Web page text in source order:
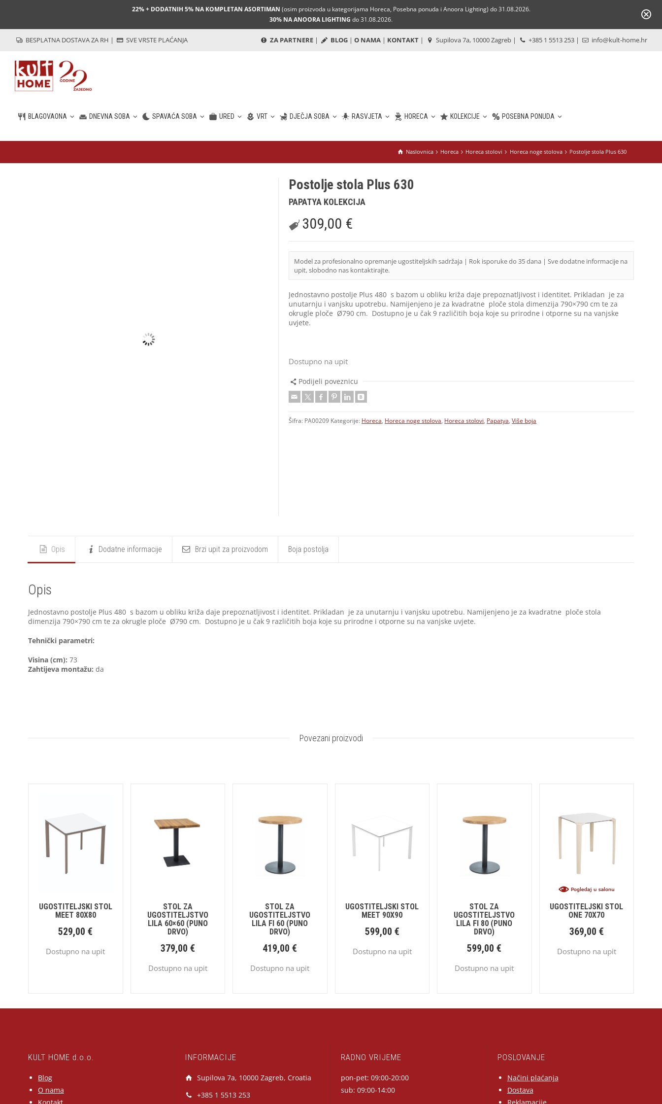
22% + DODATNIH 5% NA KOMPLETAN ASORTIMAN (osim proizvoda u kategorijama Horeca, Posebna ponuda i Anoora Lighting) do 31.08.2026.
30% NA ANOORA LIGHTING do 31.08.2026.
BESPLATNA DOSTAVA ZA RH | SVE VRSTE PLAĆANJA ZA PARTNERE | BLOG | O NAMA | KONTAKT | Supilova 7a, 10000 Zagreb | +385 1 5513 253 | info@kult-home.hr
BLAGOVAONA DNEVNA SOBA SPAVAĆA SOBA URED VRT DJEČJA SOBA RASVJETA HORECA KOLEKCIJE POSEBNA PONUDA
HR
Naslovnica Horeca Horeca stolovi Horeca noge stolova Postolje stola Plus 630
Postolje stola Plus 630
PAPATYA KOLEKCIJA
309,00 €
Model za profesionalno opremanje ugostiteljskih sadržaja | Rok isporuke do 35 dana | Sve dodatne informacije na
upit, slobodno nas kontaktirajte.
Jednostavno postolje Plus 480 s bazom u obliku križa daje prepoznatljivost i identitet. Prikladan je za
unutarnju i vanjsku upotrebu. Namijenjeno je za kvadratne ploče stola dimenzija 790×790 cm te za
okrugle ploče Ø790 cm. Dostupno je u čak 9 različitih boja koje su prirodne i otporne su na vanjske
uvjete.
Dostupno na upit
Podijeli poveznicu
Šifra: PA00209 Kategorije: Horeca Horeca noge stolova Horeca stolovi Papatya ,Više boja
Opis Dodatne informacije Brzi upit za proizvodom Boja postolja
Opis
Jednostavno postolje Plus 480 s bazom u obliku križa daje prepoznatljivost i identitet. Prikladan je za unutarnju i vanjsku upotrebu. Namijenjeno je za kvadratne ploče stola
dimenzija 790×790 cm te za okrugle ploče Ø790 cm. Dostupno je u čak 9 različitih boja koje su prirodne i otporne su na vanjske uvjete.
Tehnički parametri:
Visina (cm): 73
Zahtijeva montažu: da
Povezani proizvodi
UGOSTITELJSKI STOL
MEET 80X80
529,00€
Dostupno na upit
STOL ZA
UGOSTITELJSTVO
LILA 60×60 (PUNO
DRVO)
379,00 €
Dostupno na upit
STOL ZA
UGOSTITELJSTVO
LILA FI 60 (PUNO
DRVO)
419,00€
Dostupno na upit
UGOSTITELJSKI STOL
MEET 90X90
599,00 €
Dostupno na upit
STOL ZA
UGOSTITELJSTVO
LILA FI 80 (PUNO
DRVO)
599,00€
Dostupno na upit
UGOSTITELJSKI STOL
ONE 70X70
369,00 €
Dostupno na upit
KULT HOME d.o.o.
Blog
O nama
INFORMACIJE
Supilova 7a, 10000 Zagreb, Croatia
+385 1 5513 253
RADNO VRIJEME
pon-pet: 09:00-20:00
sub: 09:00-14:00
POSLOVANJE
Načini plaćanja
Dostava